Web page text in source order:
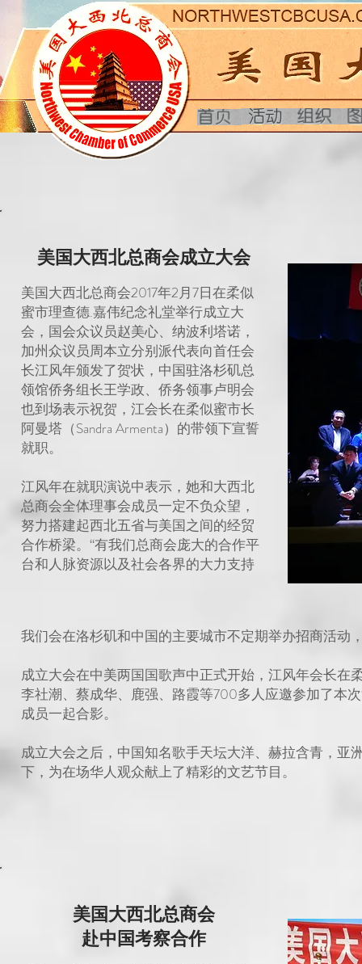
美国大西北总商会成立大会
美国大西北总商会2017年2月7日在柔似
蜜市理查德.嘉伟纪念礼堂举行成立大
会，国会众议员赵美心、纳波利塔诺，
加州众议员周本立分别派代表向首任会
长江风年颁发了贺状，中国驻洛杉矶总
领馆侨务组长王学政、侨务领事卢明会
也到场表示祝贺，江会长在柔似蜜市长
阿曼塔（Sandra Armenta）的带领下宣誓
就职。
江风年在就职演说中表示，她和大西北
总商会全体理事会成员一定不负众望，
努力搭建起西北五省与美国之间的经贸
合作桥梁。“有我们总商会庞大的合作平
台和人脉资源以及社会各界的大力支持
我们会在洛杉矶和中国的主要城市不定期举办招商活动
成立大会在中美两国国歌声中正式开始，江风年会长
李社潮、蔡成华、鹿强、路霞等700多人应邀参加了本
成员一起合影。
成立大会之后，中国知名歌手天坛大洋、赫拉含青，
下，为在场华人观众献上了精彩的文艺节目。
美国大西北总商会
赴中国考察合作